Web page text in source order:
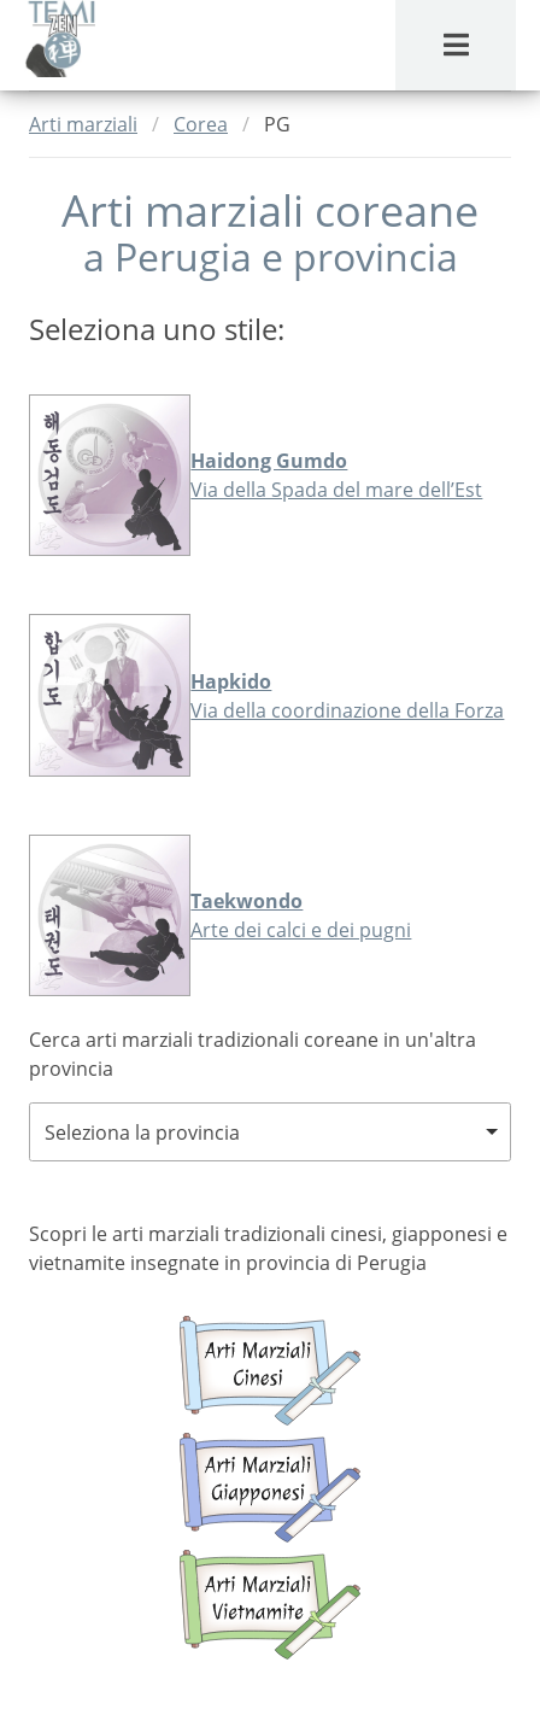
MENU
Arti marziali Corea PG
Arti marziali coreane
a Perugia e provincia
Seleziona uno stile:
Haidong Gumdo
Via della Spada del mare dell’Est
Hapkido
Via della coordinazione della Forza
Taekwondo
Arte dei calci e dei pugni
Cerca arti marziali tradizionali coreane in un'altra
provincia
Seleziona la provincia
Scopri le arti marziali tradizionali cinesi, giapponesi e
vietnamite insegnate in provincia di Perugia
marziali
marziali
marziali